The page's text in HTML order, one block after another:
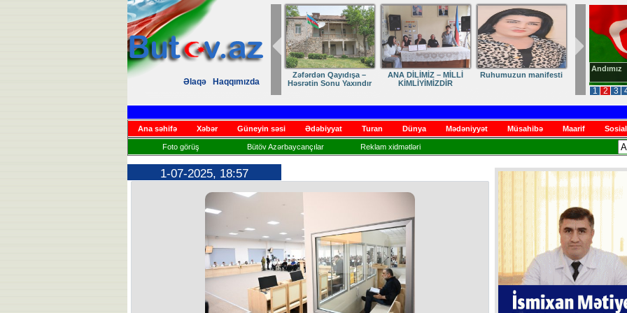
Əlaqə
Haqqımızda
1 2 3
Andımız
Zəfərdən Qayıdışa –
Həsrətin Sonu Yaxındır
ANA DİLİMİZ – MİLLİ
KİMLİYİMİZDİR
Ruhumuzun manifesti
Ana səhifə Xəbər Güneyin səsi Ədəbiyyat Turan Dünya Mədəniyyət Müsahibə Maarif
Foto görüş Bütöv Azərbaycançılar Reklam xidmətləri
1-07-2025, 18:57